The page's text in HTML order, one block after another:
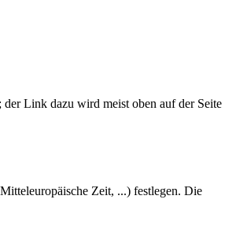
der Link dazu wird meist oben auf der Seite
Zeit, ...) festlegen. Die